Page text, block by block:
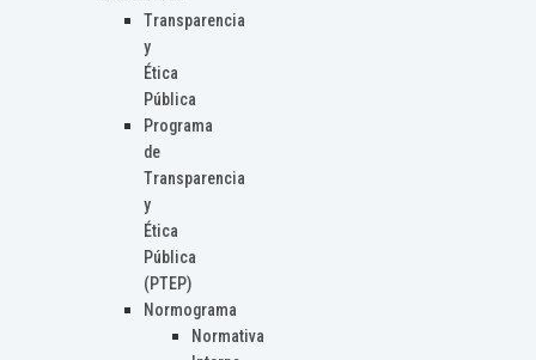
Transparencia
y
Ética
Pública
Programa
de
Transparencia
y
Ética
Pública
(PTEP)
Normograma
Normativa